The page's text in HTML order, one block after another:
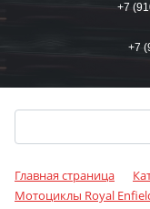
+7
+7
Главная страница
Мотоциклы Royal